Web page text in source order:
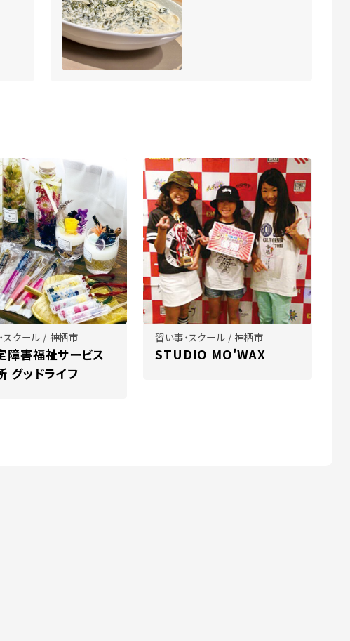
スクール / 神栖市
障害福祉サービス
グッドライフ
習い事・スクール / 神栖市
STUDIO MO'WAX